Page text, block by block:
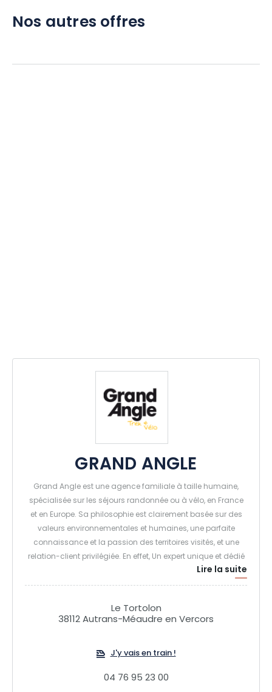
Nos autres offres
GRAND ANGLE
Grand Angle est une agence familiale à taille humaine,
spécialisée sur les séjours randonnée ou à vélo, en France
et en Europe. Sa philosophie est clairement basée sur des
valeurs environnementales et humaines, une parfaite
connaissance et la passion des territoires visités, et une
relation-client privilégiée. En effet, Un expert unique et dédié
vous écoute et vous accompagne dans votre projet de
voyage, depuis votre demande jusqu’à votre retour.
Lire la suite
Le Tortolon
38112 Autrans-Méaudre en Vercors
J'y vais en train !
04 76 95 23 00